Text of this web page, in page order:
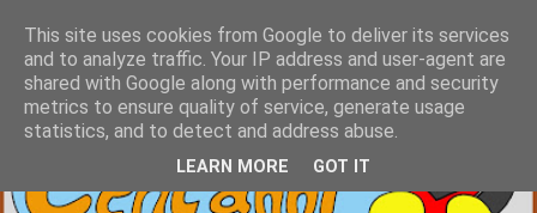
This site uses cookies from Google to deliver its services
and to analyze traffic. Your IP address and user-agent are
shared with Google along with performance and security
metrics to ensure quality of service, generate usage
statistics, and to detect and address abuse.
LEARN MORE GOT IT